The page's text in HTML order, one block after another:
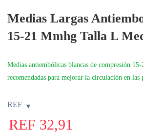
Medias Largas
15-21 Mmhg Talla L
Medias antiembólicas blancas de compresión
recomendadas para mejorar la circulación en las
REF
REF 32,91